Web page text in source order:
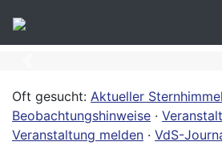
Oft gesucht: Aktueller Sternhimmel
Beobachtungshinweise ·
Veranstaltung melden · VdS-